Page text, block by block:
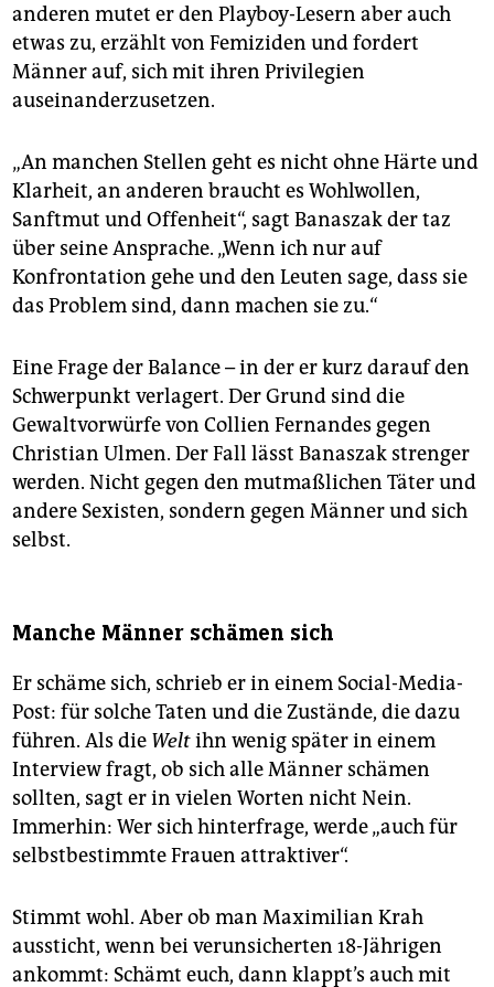
anderen mutet er den Playboy-Lesern aber auch
etwas zu, erzählt von Femiziden und fordert
Männer auf, sich mit ihren Privilegien
auseinanderzusetzen.
„An manchen Stellen geht es nicht ohne Härte und
Klarheit, an anderen braucht es Wohlwollen,
Sanftmut und Offenheit“, sagt Banaszak der taz
über seine Ansprache. „Wenn ich nur auf
Konfrontation gehe und den Leuten sage, dass sie
das Problem sind, dann machen sie zu.“
Eine Frage der Balance – in der er kurz darauf den
Schwerpunkt verlagert. Der Grund sind die
Gewaltvorwürfe von Collien Fernandes gegen
Christian Ulmen. Der Fall lässt Banaszak strenger
werden. Nicht gegen den mutmaßlichen Täter und
andere Sexisten, sondern gegen Männer und sich
selbst.
Manche Männer schämen sich
Er schäme sich, schrieb er in einem Social-Media-
Post: für solche Taten und die Zustände, die dazu
führen. Als die Weltihn wenig später in einem
Interview fragt, ob sich alle Männer schämen
sollten, sagt er in vielen Worten nicht Nein.
Immerhin: Wer sich hinterfrage, werde „auch für
selbstbestimmte Frauen attraktiver“.
Stimmt wohl. Aber ob man Maximilian Krah
aussticht, wenn bei verunsicherten 18-Jährigen
ankommt: Schämt euch, dann klappt’s auch mit